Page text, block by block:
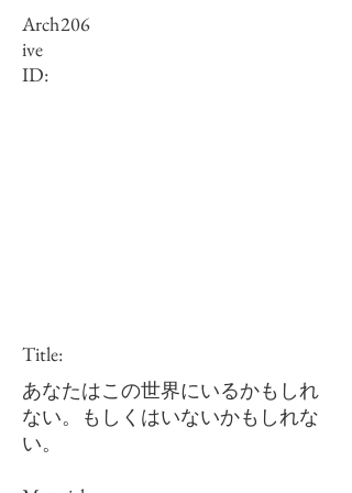
Arch
ive
ID:
206
Title:
あなたはこの世界にいるかもしれ
ない。もしくはいないかもしれな
い。